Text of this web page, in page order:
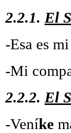
2.2.1.El
-Esa es
-Mi
2.2.2.El
-Veníke